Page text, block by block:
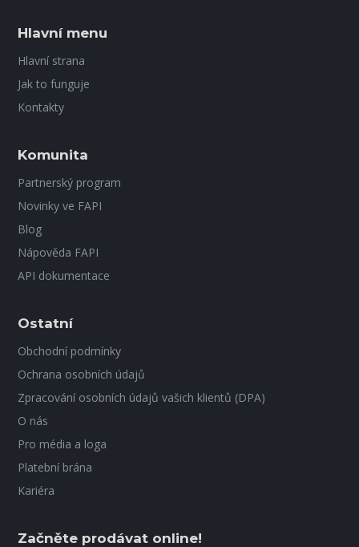
Hlavní menu
Hlavní strana
Jak to funguje
Kontakty
Komunita
Partnerský program
Novinky ve FAPI
Blog
Nápověda FAPI
API dokumentace
Ostatní
Obchodní podmínky
Ochrana osobních údajů
Zpracování osobních údajů vašich klientů (DPA)
O nás
Pro média a loga
Platební brána
Kariéra
Začněte prodávat online!